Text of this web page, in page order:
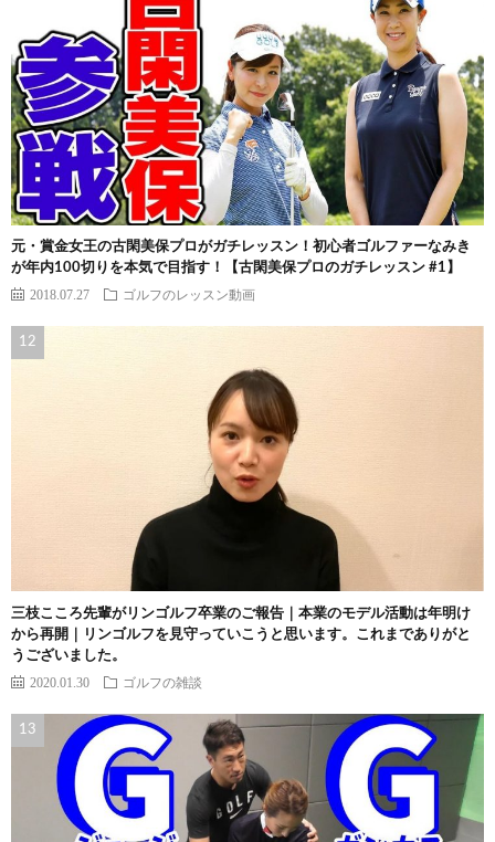
元・賞金女王の古閑美保プロがガチレッスン！初心者ゴルファーなみき
が年内100切りを本気で目指す！【古閑美保プロのガチレッスン #1】
2018.07.27 ゴルフのレッスン動画
三枝こころ先輩がリンゴルフ卒業のご報告｜本業のモデル活動は年明け
から再開｜リンゴルフを見守っていこうと思います。これまでありがと
うございました。
2020.01.30 ゴルフの雑談